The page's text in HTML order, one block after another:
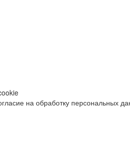
на обработку персональных